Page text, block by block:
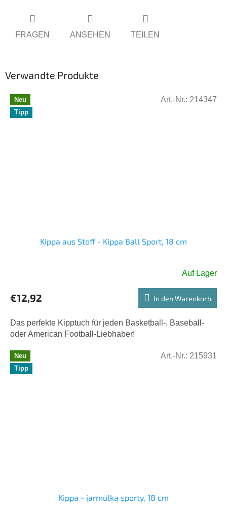
FRAGEN ANSEHEN TEILEN
Verwandte Produkte
Neu
Tipp
Kippa aus Stoff - Kippa Ball Sport, 18 cm
Auf Lager
€12,92 In den Warenkorb
Das perfekte Kipptuch für jeden Basketball-, Baseball-
oder American Football-Liebhaber!
Art.-Nr.: 214347
Neu
Tipp
Kippa - jarmulka sporty, 18 cm
Art.-Nr.: 215931